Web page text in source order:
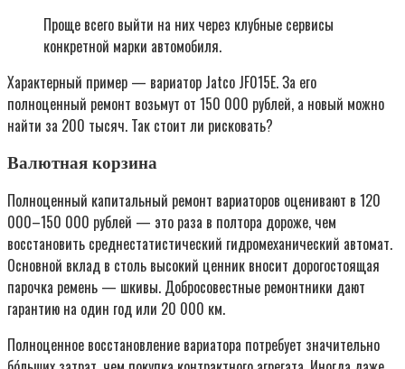
Проще всего выйти на них через клубные сервисы
конкретной марки автомобиля.
Характерный пример — вариатор Jatco JF015Е. За его
полноценный ремонт возьмут от 150 000 рублей, а новый можно
найти за 200 тысяч. Так стоит ли рисковать?
Валютная корзина
Полноценный капитальный ремонт вариаторов оценивают в 120
000–150 000 рублей — это раза в полтора дороже, чем
восстановить среднестатистический гидромеханический автомат.
Основной вклад в столь высокий ценник вносит дорогостоящая
парочка ремень — шкивы. Добросовестные ремонтники дают
гарантию на один год или 20 000 км.
Полноценное восстановление вариатора потребует значительно